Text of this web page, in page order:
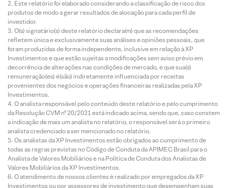
Este relatório foi elaborado considerando a classificação de risco dos
produtos de modo a gerar resultados de alocação para cada perfil de
investidor.
O(s) signatário(s) deste relatório declara(m) que as recomendações
refletem única e exclusivamente suas análises e opiniões pessoais, que
foram produzidas de forma independente, inclusive em relação à XP
Investimentos e que estão sujeitas a modificações sem aviso prévio em
decorrência de alterações nas condições de mercado, e que sua(s)
remuneração(es) é(são) indiretamente influenciada por receitas
provenientes dos negócios e operações financeiras realizadas pela XP
Investimentos.
O analista responsável pelo conteúdo deste relatório e pelo cumprimento
da Resolução CVM nº 20/2021 está indicado acima, sendo que, caso constem
a indicação de mais um analista no relatório, o responsável será o primeiro
analista credenciado a ser mencionado no relatório.
Os analistas da XP Investimentos estão obrigados ao cumprimento de
todas as regras previstas no Código de Conduta da APIMEC Brasil para o
Analista de Valores Mobiliários e na Política de Conduta dos Analistas de
Valores Mobiliários da XP Investimentos.
O atendimento de nossos clientes é realizado por empregados da XP
Investimentos ou por assessores de investimento que desempenham suas